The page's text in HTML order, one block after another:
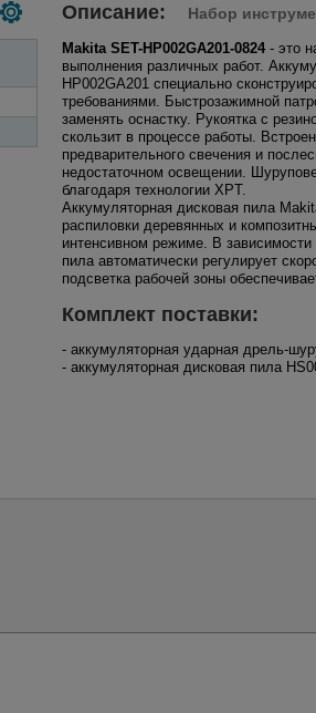
Описание: Набор
Makita SET-HP002GA201-0824 - это
выполнения различных работ.
HP002GA201 специально
требованиями. Быстрозажимной
заменять оснастку. Рукоятка с
скользит в процессе работы.
предварительного свечения и
недостаточном освещении.
благодаря технологии XPT.
Аккумуляторная дисковая пила
распиловки деревянных и
интенсивном режиме. В зависимости
пила автоматически регулирует
подсветка рабочей зоны
Комплект поставки:
- аккумуляторная ударная дрель-
- аккумуляторная дисковая пила